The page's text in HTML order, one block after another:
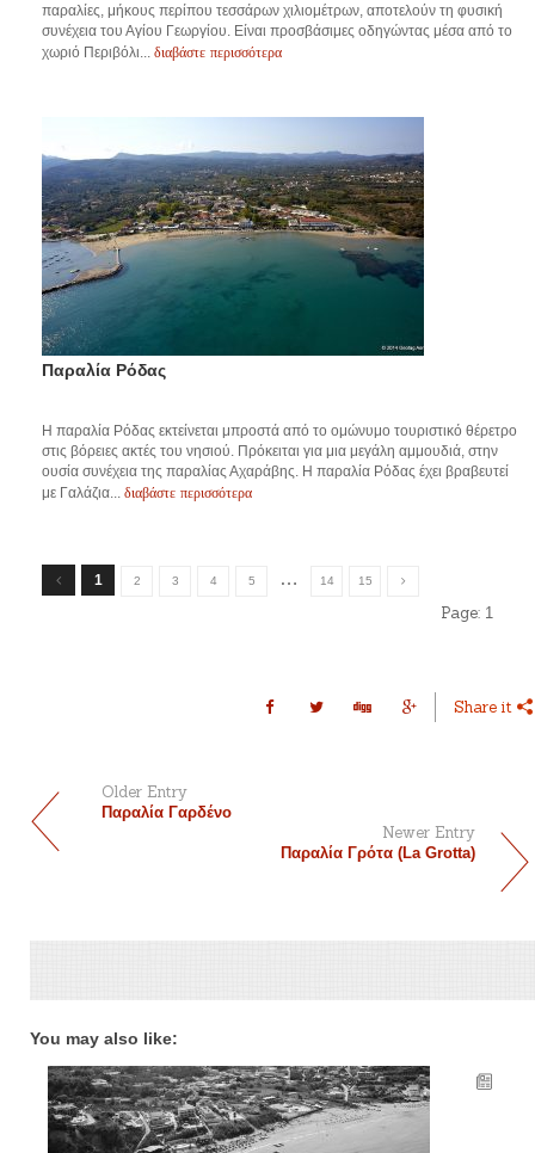
παραλίες, μήκους περίπου τεσσάρων χιλιομέτρων, αποτελούν τη φυσική
συνέχεια του Αγίου Γεωργίου. Είναι προσβάσιμες οδηγώντας μέσα από το
χωριό Περιβόλι... διαβάστε περισσότερα
Παραλία Ρόδας
Η παραλία Ρόδας εκτείνεται μπροστά από το ομώνυμο τουριστικό θέρετρο
στις βόρειες ακτές του νησιού. Πρόκειται για μια μεγάλη αμμουδιά, στην
ουσία συνέχεια της παραλίας Αχαράβης. Η παραλία Ρόδας έχει βραβευτεί
με Γαλάζια... διαβάστε περισσότερα
1 2 3 4 5 … 14 15
Page: 1
Share it
Older Entry
Παραλία Γαρδένο
Newer Entry
Παραλία Γρότα (La Grotta)
You may also like: